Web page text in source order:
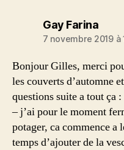
Gay Farinadit :
7 novembre 2019 à
Bonjour Gilles, merci
les couverts d’automne
questions suite a tout ça :
– j’ai pour le moment
potager, ca commence a
temps d’ajouter de la